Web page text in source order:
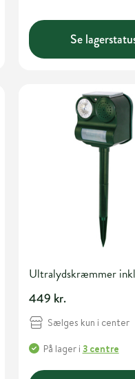
Se
Ultralydskræmmer
449 kr.
Sælges kun i center
På lageri 3 centre